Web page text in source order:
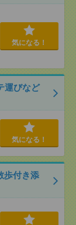
気になる！
運びなど
気になる！
歩付き添